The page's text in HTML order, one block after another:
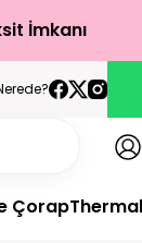
İmkanı
ÇorapThermal